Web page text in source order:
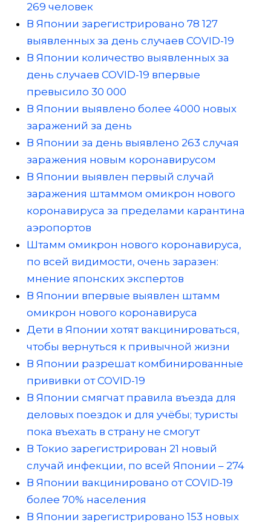
269 человек
В Японии зарегистрировано 78 127
выявленных за день случаев COVID-19
В Японии количество выявленных за
день случаев COVID-19 впервые
превысило 30 000
В Японии выявлено более 4000 новых
заражений за день
В Японии за день выявлено 263 случая
заражения новым коронавирусом
В Японии выявлен первый случай
заражения штаммом омикрон нового
коронавируса за пределами карантина
аэропортов
Штамм омикрон нового коронавируса,
по всей видимости, очень заразен:
мнение японских экспертов
В Японии впервые выявлен штамм
омикрон нового коронавируса
Дети в Японии хотят вакцинироваться,
чтобы вернуться к привычной жизни
В Японии разрешат комбинированные
прививки от COVID-19
В Японии смягчат правила въезда для
деловых поездок и для учёбы; туристы
пока въехать в страну не смогут
В Токио зарегистрирован 21 новый
случай инфекции, по всей Японии – 274
В Японии вакцинировано от COVID-19
более 70% населения
В Японии зарегистрировано 153 новых